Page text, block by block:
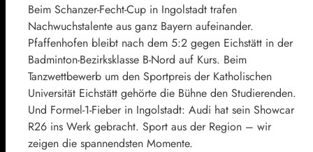
Beim Schanzer-Fecht-Cup in Ingolstadt trafen
Nachwuchstalente aus ganz Bayern aufeinander.
Pfaffenhofen bleibt nach dem 5:2 gegen Eichstätt in der
Badminton-Bezirksklasse B-Nord auf Kurs. Beim
Tanzwettbewerb um den Sportpreis der Katholischen
Universität Eichstätt gehörte die Bühne den Studierenden.
Und Formel-1-Fieber in Ingolstadt: Audi hat sein Showcar
R26 ins Werk gebracht. Sport aus der Region – wir
zeigen die spannendsten Momente.